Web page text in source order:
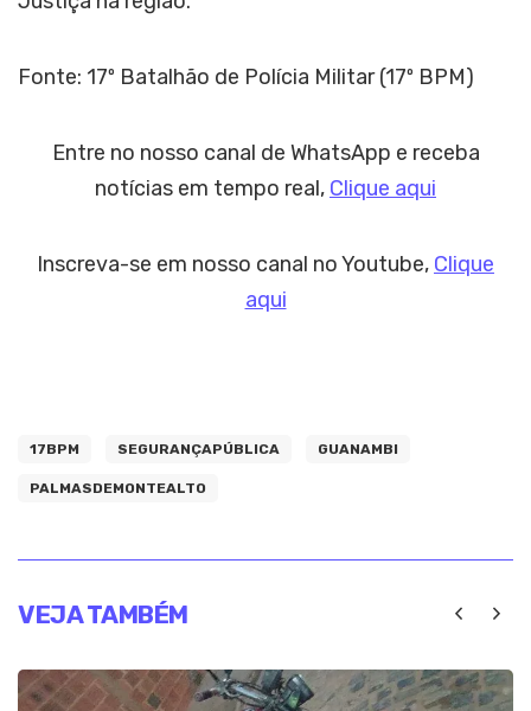
Fonte: 17º Batalhão de Polícia Militar (17º BPM)
Entre no nosso canal de WhatsApp e receba
notícias em tempo real, Clique aqui
Inscreva-se em nosso canal no Youtube, Clique
aqui
17BPM SEGURANÇAPÚBLICA GUANAMBI
PALMASDEMONTEALTO
VEJA TAMBÉM